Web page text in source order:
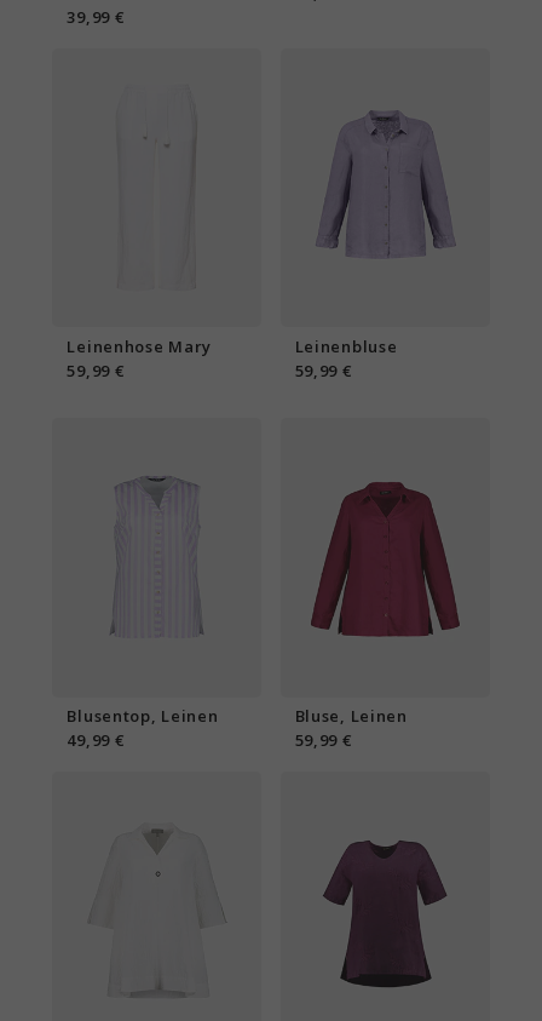
39,99 €
Leinenhose Mary
59,99 €
Leinenbluse
59,99 €
Blusentop, Leinen
49,99 €
Bluse, Leinen
59,99 €